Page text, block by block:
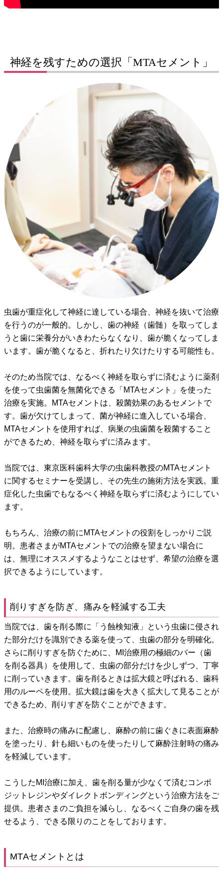
神経を残すための選択「MTAセメント」
虫歯が重症化して神経に達している場合、神経を抜いて治療
を行うのが一般的。しかし、歯の神経（歯髄）を取ってしま
うと歯に栄養分がいきわたらなくなり、歯が脆くなってしま
います。歯が脆くなると、折れたり欠けたりする可能性も。
そのため当院では、なるべく神経を取らずに済むように薬剤
を使って虫歯菌を無菌化できる「MTAセメント」を使った
治療を実施。MTAセメントは、殺菌効果のあるセメントで
す。歯が欠けてしまって、菌が神経に進入している場合、
MTAセメントを使用すれば、病巣の虫歯菌を殺菌すること
ができるため、神経を取らずに済みます。
当院では、東京医科歯科大学の虫歯科教授のMTAセメント
に関するセミナーを受講し、その先生の施術方法を実践。重
症化した虫歯でもなるべく神経を取らずに済むようにしてい
ます。
もちろん、治療の前にMTAセメントの役割をしっかりご説
明。患者さまがMTAセメントでの治療を望まない場合に
は、無理にオススメするようなことはせず、希望の治療を選
択できるようにしています。
削りすぎを防ぎ、痛みを軽減する工夫
当院では、歯を削る際に「う蝕検知液」という虫歯に侵され
た部分だけを識別できる薬を使って、虫歯の部分を明確化。
さらに削りすぎを防ぐために、MI治療用の極細のバー（歯
を削る器具）を使用して、虫歯の部分だけを少しずつ、丁寧
に削っていきます。歯を削るときは拡大鏡と呼ばれる、歯科
用のルーペを使用。拡大鏡は歯を大きく拡大して見ることが
できるため、削りすぎを防ぐことができます。
また、治療時の痛みに配慮し、麻酔の前に歯ぐきに表面麻酔
を塗ったり、針も細いものを使ったりして麻酔注射時の痛み
を軽減しています。
こうしたMI治療に加え、歯を削る量が少なくて済むコンポ
ジットレジンやダイレクトボンディングという治療方法をご
提供。患者さまのご負担を減らし、なるべくご自身の歯を残
せるよう、できる限りのことをしております。
MTAセメントとは